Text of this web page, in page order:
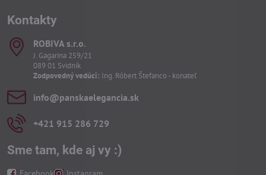
Kontakty
ROBIVA s​.r​.o​.
J. Gagarina 259/21
089 01 Svidník
Zodpovedný vedúci: Ing. Róbert Štefanco - konateľ
info​@panskaelegancia​.sk
+421 915 286 729
Sme tam, kde aj vy :)